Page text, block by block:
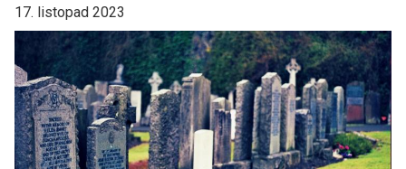
17. listopad 2023